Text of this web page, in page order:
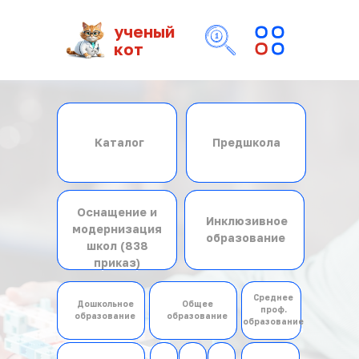
ученый
кот
Каталог
Оснащение и
модернизация
школ (838
приказ)
Предшкола
Инклюзивное
образование
Дошкольное
образование
Общее
образование
Среднее
проф.
образование
Каталог
Дошкольное
образование
Среднее
проф.
образование
Общее
образование
Оснащение и
модернизация
школ (838
приказ)
Предшкола
Инклюзивное
образование